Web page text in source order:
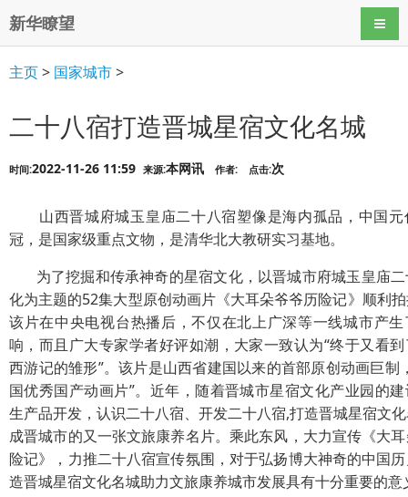
新华瞭望 导航
主页> 国家城市>
二十八宿打造晋城星宿文化名城
时间:2022-11-26 11:59 来源:本网讯 作者: 点击:次
山西晋城府城玉皇庙二十八宿塑像是海内孤品，中国元
冠，是国家级重点文物，是清华北大教研实习基地。
为了挖掘和传承神奇的星宿文化，以晋城市府城玉皇庙二
化为主题的52集大型原创动画片《大耳朵爷爷历险记》顺利
该片在中央电视台热播后，不仅在北上广深等一线城市产
响，而且广大专家学者好评如潮，大家一致认为“终于又看
西游记的雏形”。该片是山西省建国以来的首部原创动画巨制
国优秀国产动画片”。近年，随着晋城市星宿文化产业园的
生产品开发，认识二十八宿、开发二十八宿,打造晋城星宿文
成晋城市的又一张文旅康养名片。乘此东风，大力宣传《大
险记》，力推二十八宿宣传氛围，对于弘扬博大神奇的中国
造晋城星宿文化名城助力文旅康养城市发展具有十分重要的意